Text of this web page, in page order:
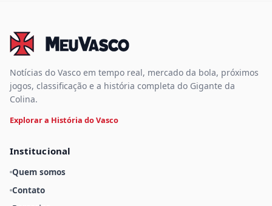
Notícias do Vasco em tempo real, mercado da bola, próximos
jogos, classificação e a história completa do Gigante da
Colina.
Explorar a História do Vasco
Institucional
Quem somos
Contato